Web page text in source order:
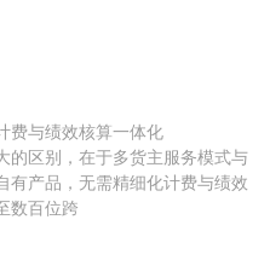
费与绩效核算一体化
的区别，在于多货主服务模式与
有产品，无需精细化计费与绩效
数百位跨